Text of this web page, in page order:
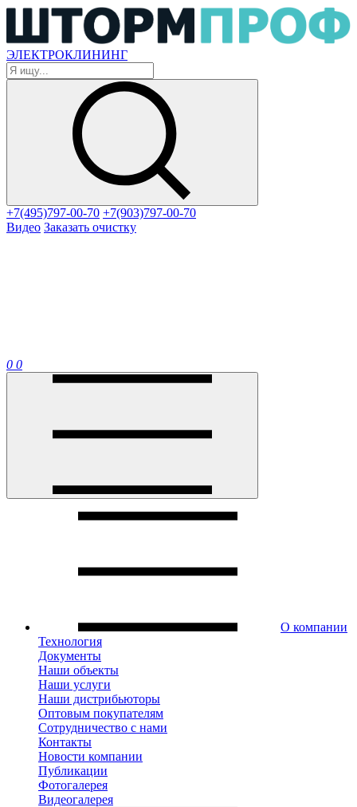
ЭЛЕКТРОКЛИНИНГ
+7(495)797-00-70 +7(903)797-00-70
Видео Заказать очистку
0 0
О компании
Технология
Документы
Наши объекты
Наши услуги
Наши дистрибьюторы
Оптовым покупателям
Сотрудничество с нами
Контакты
Новости компании
Публикации
Фотогалерея
Видеогалерея